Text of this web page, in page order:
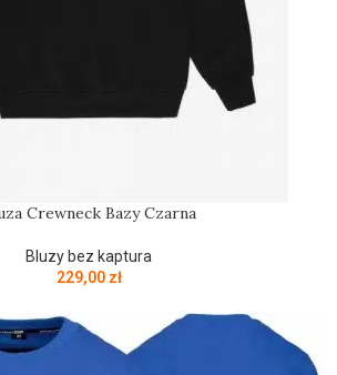
Crewneck Bazy Czarna
Bluzy bez kaptura
229,00 zł